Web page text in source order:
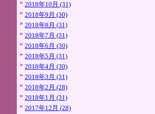
2018年10月 (31)
2018年9月 (30)
2018年8月 (31)
2018年7月 (31)
2018年6月 (30)
2018年5月 (31)
2018年4月 (30)
2018年3月 (31)
2018年2月 (28)
2018年1月 (31)
2017年12月 (28)